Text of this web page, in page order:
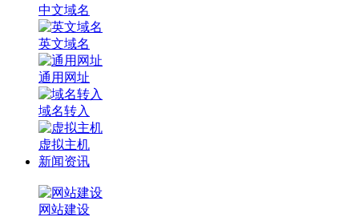
中文域名
英文域名
通用网址
域名转入
虚拟主机
新闻资讯
网站建设